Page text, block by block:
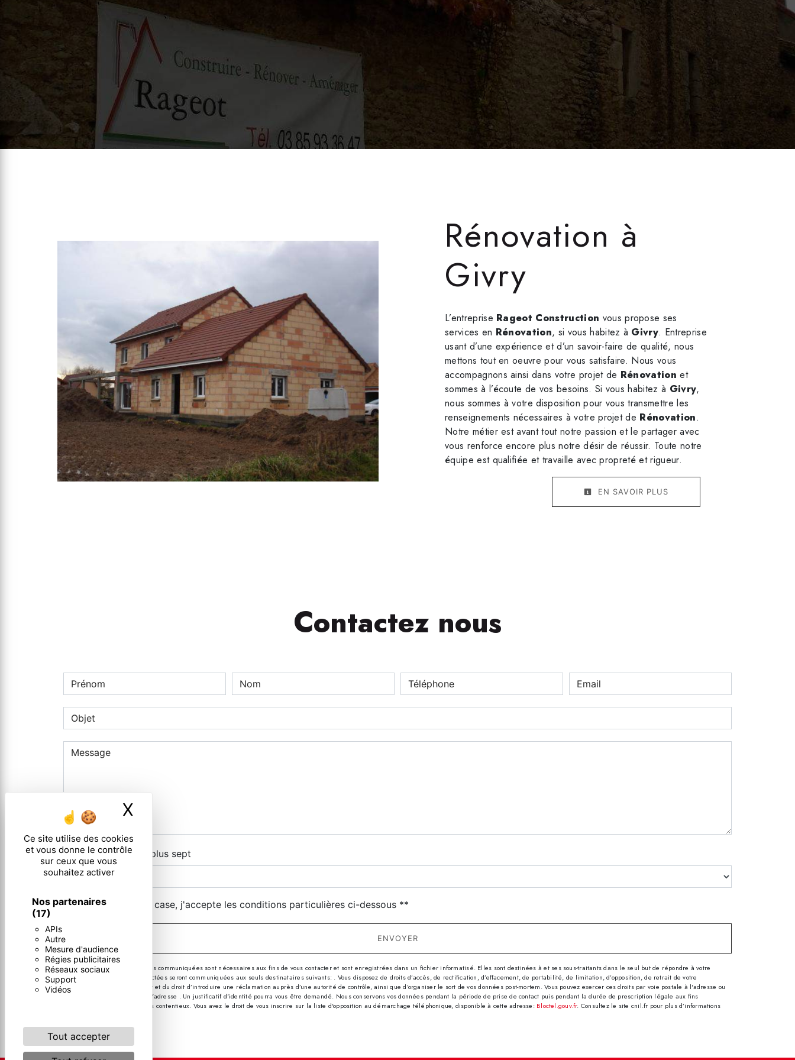
Ce site utilise des cookies
et vous donne le contrôle
sur ceux que vous
souhaitez activer
Nos partenaires
(17)
APIs
Autre
Mesure d'audience
Régies publicitaires
Réseaux sociaux
Support
Vidéos
Tout accepter
X
Rénovation à
Givry
L’entreprise Rageot Construction vous propose ses
services en Rénovation, si vous habitez à Givry. Entreprise
usant d’une expérience et d’un savoir-faire de qualité, nous
mettons tout en oeuvre pour vous satisfaire. Nous vous
accompagnons ainsi dans votre projet de Rénovation et
sommes à l’écoute de vos besoins. Si vous habitez à Givry,
nous sommes à votre disposition pour vous transmettre les
renseignements nécessaires à votre projet de Rénovation.
Notre métier est avant tout notre passion et le partager avec
vous renforce encore plus notre désir de réussir. Toute notre
équipe est qualifiée et travaille avec propreté et rigueur.
EN SAVOIR PLUS
Contactez nous
Combien font sept plus sept
En cochant cette case, j'accepte les conditions particulières ci-dessous **
ENVOYER
** Les données personnelles communiquées sont nécessaires aux fins de vous contacter et sont enregistrées dans un fichier informatisé. Elles sont destinées à et ses sous-traitants dans le seul but de répondre à votre
message. Les données collectées seront communiquées aux seuls destinataires suivants: . Vous disposez de droits d’accès, de rectification, d’effacement, de portabilité, de limitation, d’opposition, de retrait de votre
consentement à tout moment et du droit d’introduire une réclamation auprès d’une autorité de contrôle, ainsi que d’organiser le sort de vos données post-mortem. Vous pouvez exercer ces droits par voie postale à l'adresse ou
par courrier électronique à l'adresse . Un justificatif d'identité pourra vous être demandé. Nous conservons vos données pendant la période de prise de contact puis pendant la durée de prescription légale aux fins
probatoires et de gestion des contentieux. Vous avez le droit de vous inscrire sur la liste d'opposition au démarchage téléphonique, disponible à cette adresse: Bloctel.gouv.fr. Consultez le site cnil.fr pour plus d’informations